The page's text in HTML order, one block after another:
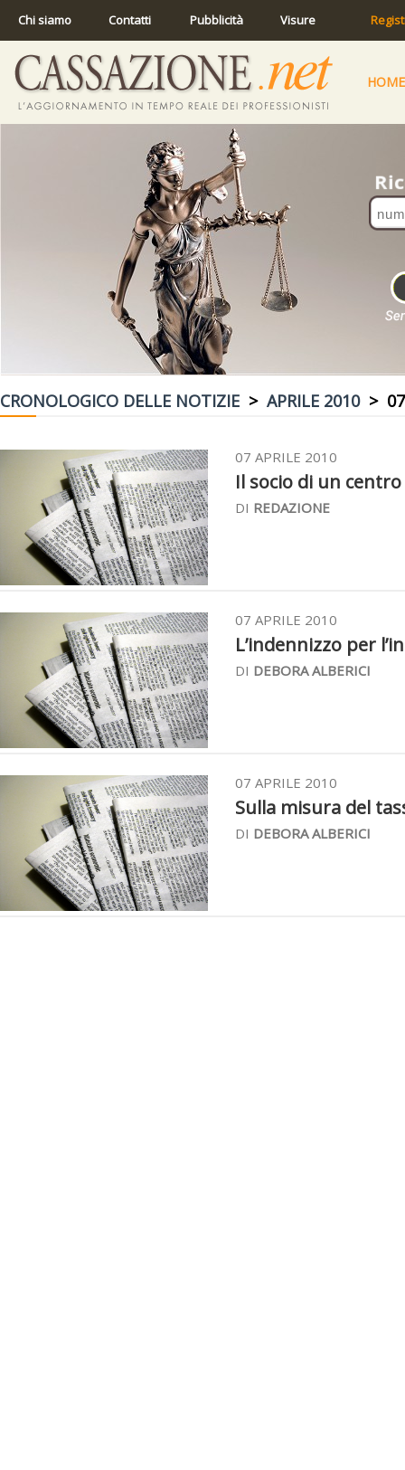
Chi siamo Contatti Pubblicità Visure
HOME
CRONOLOGICO DELLE NOTIZIE > APRILE 2010> 07
07 APRILE 2010
Il socio di un
DI REDAZIONE
07 APRILE 2010
L’indennizzo per
DI DEBORA ALBERICI
07 APRILE 2010
Sulla misura del
DI DEBORA ALBERICI